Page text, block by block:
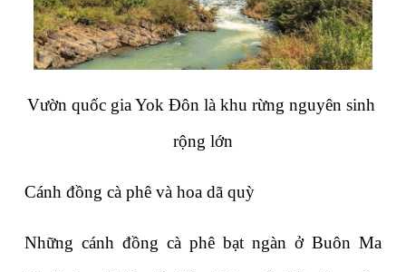
Vườn quốc gia Yok Đôn là khu rừng nguyên sinh
rộng lớn
Cánh đồng cà phê và hoa dã quỳ
Những cánh đồng cà phê bạt ngàn ở Buôn Ma